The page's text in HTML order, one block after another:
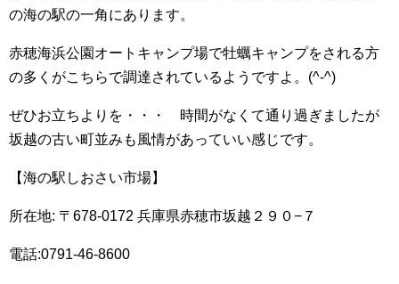
の海の駅の一角にあります。
赤穂海浜公園オートキャンプ場で牡蠣キャンプをされる方
の多くがこちらで調達されているようですよ。(^-^)
ぜひお立ちよりを・・・ 時間がなくて通り過ぎましたが
坂越の古い町並みも風情があっていい感じです。
【海の駅しおさい市場】
所在地: 〒678-0172 兵庫県赤穂市坂越２９０−７
電話:0791-46-8600